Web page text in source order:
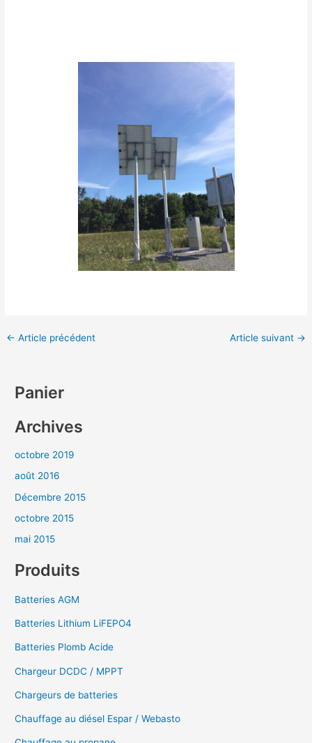
← Article précédent Article suivant →
Panier
Archives
octobre 2019
août 2016
Décembre 2015
octobre 2015
mai 2015
Produits
Batteries AGM
Batteries Lithium LiFEPO4
Batteries Plomb Acide
Chargeur DCDC / MPPT
Chargeurs de batteries
Chauffage au diésel Espar / Webasto